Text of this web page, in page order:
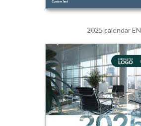
2025 calendar EN